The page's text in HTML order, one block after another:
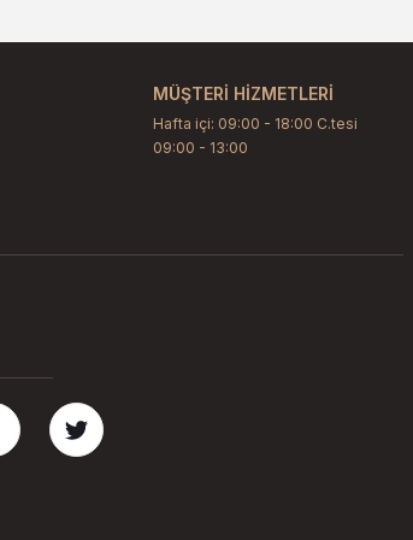
MÜŞTERİ HİZMETLERİ
Hafta içi: 09:00 - 18:00 C.tesi
09:00 - 13:00